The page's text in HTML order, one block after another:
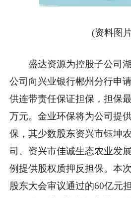
(资料图
盛达资源为控股子公司
公司向兴业银行郴州分行申
供连带责任保证担保，担保
万元。金业环保将为公司提
保，其少数股东资兴市钰坤
司、资兴市佳诚生态农业发
例提供股权质押反担保。本
股东大会审议通过的60亿元